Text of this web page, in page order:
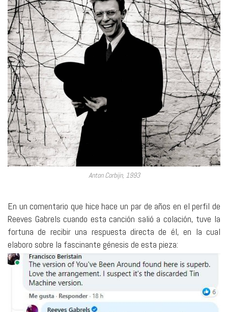
Anton Corbijn, 1993
En un comentario que hice hace un par de años en el perfil de
Reeves Gabrels cuando esta canción salió a colación, tuve la
fortuna de recibir una respuesta directa de él, en la cual
elaboro sobre la fascinante génesis de esta pieza: